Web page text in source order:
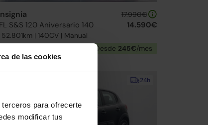
de las cookies
para ofrecerte
modificar tus
S&S 120 Aniversario 140
| 140CV | Manual
17.990€
14.590€
Desde 245€/mes
24h